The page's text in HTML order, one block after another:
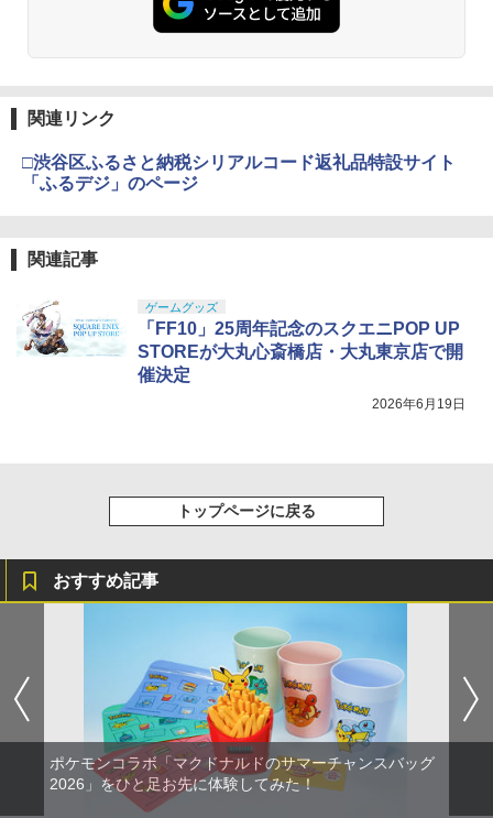
関連リンク
□渋谷区ふるさと納税シリアルコード返礼品特設サイト
「ふるデジ」のページ
関連記事
ゲームグッズ
「FF10」25周年記念のスクエニPOP UP
STOREが大丸心斎橋店・大丸東京店で開
催決定
2026年6月19日
トップページに戻る
おすすめ記事
ポケモンコラボ「マクドナルドのサマーチャンスバッグ
2026」をひと足お先に体験してみた！